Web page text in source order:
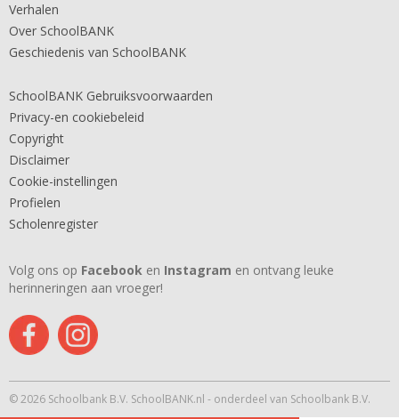
Verhalen
Over SchoolBANK
Geschiedenis van SchoolBANK
SchoolBANK Gebruiksvoorwaarden
Privacy-en cookiebeleid
Copyright
Disclaimer
Cookie-instellingen
Profielen
Scholenregister
Volg ons op Facebook en Instagram en ontvang leuke
herinneringen aan vroeger!
© 2026 Schoolbank B.V. SchoolBANK.nl - onderdeel van Schoolbank B.V.